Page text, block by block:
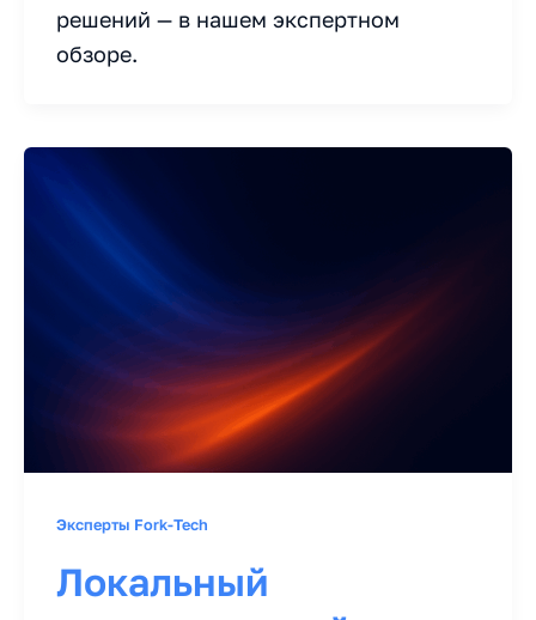
решений — в нашем экспертном
обзоре.
Эксперты Fork-Tech
Локальный